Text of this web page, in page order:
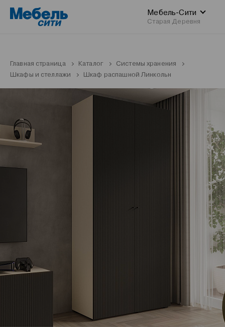
Мебель-Сити
Старая Деревня
Главная страница Каталог
Системы хранения
Шкафы и стеллажи
Шкаф распашной Линкольн